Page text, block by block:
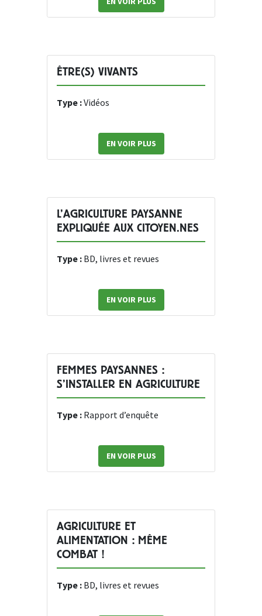
ÊTRE(S) VIVANTS
Type :Vidéos
EN VOIR PLUS
L’AGRICULTURE PAYSANNE
EXPLIQUÉE AUX CITOYEN.NES
Type : BD, livres et revues
EN VOIR PLUS
FEMMES PAYSANNES :
S’INSTALLER EN AGRICULTURE
Type : Rapport d’enquête
EN VOIR PLUS
AGRICULTURE ET
ALIMENTATION : MÊME
COMBAT !
Type : BD, livres et revues